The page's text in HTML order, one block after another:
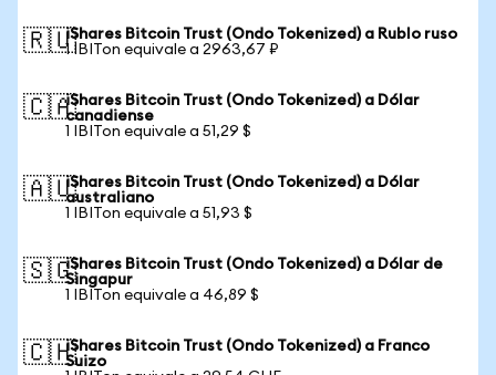
🇷🇺iShares Bitcoin Trust (Ondo Tokenized) a Rublo ruso
1 IBITon equivale a 2963,67 ₽
🇨🇦iShares Bitcoin Trust (Ondo Tokenized) a Dólar
canadiense
1 IBITon equivale a 51,29 $
🇦🇺iShares Bitcoin Trust (Ondo Tokenized) a Dólar
australiano
1 IBITon equivale a 51,93 $
🇸🇬iShares Bitcoin Trust (Ondo Tokenized) a Dólar de
Singapur
1 IBITon equivale a 46,89 $
🇨🇭iShares Bitcoin Trust (Ondo Tokenized) a Franco
Suizo